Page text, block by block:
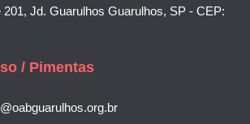
201, Jd. Guarulhos Guarulhos, SP - CEP:
/ Pimentas